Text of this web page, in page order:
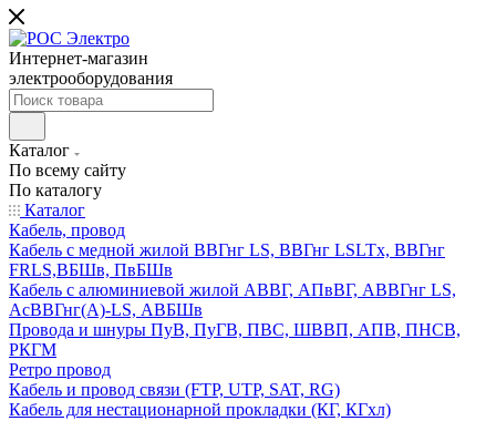
Интернет-магазин
электрооборудования
Каталог
По всему сайту
По каталогу
Каталог
Кабель, провод
Кабель с медной жилой ВВГнг LS, ВВГнг LSLTx, ВВГнг
FRLS,ВБШв, ПвБШв
Кабель с алюминиевой жилой АВВГ, АПвВГ, АВВГнг LS,
АсВВГнг(А)-LS, АВБШв
Провода и шнуры ПуВ, ПуГВ, ПВС, ШВВП, АПВ, ПНСВ,
РКГМ
Ретро провод
Кабель и провод связи (FTP, UTP, SAT, RG)
Кабель для нестационарной прокладки (КГ, КГхл)